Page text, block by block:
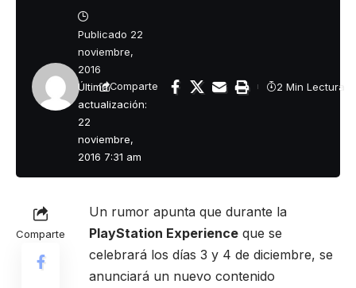
Última
actualización:
22
noviembre,
2016 7:31 am
Publicado 22
noviembre,
2016
Comparte 2 Min Lectura
Comparte
Un rumor apunta que durante la
PlayStation Experience que se
celebrará los días 3 y 4 de diciembre, se
anunciará un nuevo contenido